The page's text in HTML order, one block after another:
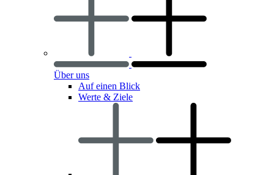
Über uns
Auf einen Blick
Werte & Ziele